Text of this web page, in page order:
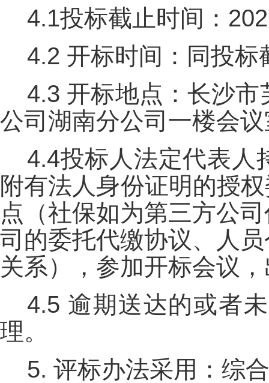
4.1投标截止时间：
4.2 开标时间：同投标
4.3 开标地点：长沙
公司湖南分公司一楼会
4.4投标人法定代表人
附有法人身份证明的授
点（社保如为第三方公
司的委托代缴协议、人
关系），参加开标会议
4.5 逾期送达的或者
理。
5. 评标办法采用：综